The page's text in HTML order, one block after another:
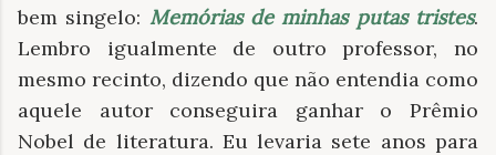
bem singelo: Memórias de minhas putas tristes.
Lembro igualmente de outro professor, no
mesmo recinto, dizendo que não entendia como
aquele autor conseguira ganhar o Prêmio
Nobel de literatura. Eu levaria sete anos para